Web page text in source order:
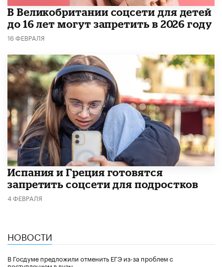
В Великобритании соцсети для детей
до 16 лет могут запретить в 2026 году
16 ФЕВРАЛЯ
Испания и Греция готовятся
запретить соцсети для подростков
4 ФЕВРАЛЯ
НОВОСТИ
В Госдуме предложили отменить ЕГЭ из-за проблем с